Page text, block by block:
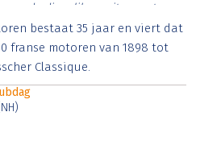
diam libero vitae erat.
et justo cursus id rutrum lorem
vitae risus tristique posuere.
bestaat 35 jaar en viert dat
franse motoren van 1898 tot
Classique.